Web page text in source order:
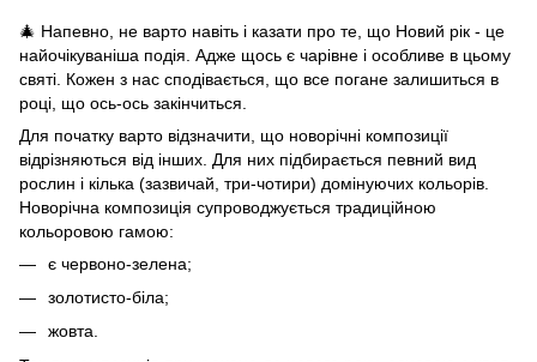
🎄 Напевно, не варто навіть і казати про те, що Новий рік - це
найочікуваніша подія. Адже щось є чарівне і особливе в цьому
святі. Кожен з нас сподівається, що все погане залишиться в
році, що ось-ось закінчиться.
Для початку варто відзначити, що новорічні композиції
відрізняються від інших. Для них підбирається певний вид
рослин і кілька (зазвичай, три-чотири) домінуючих кольорів.
Новорічна композиція супроводжується традиційною
кольоровою гамою:
є червоно-зелена;
золотисто-біла;
жовта.